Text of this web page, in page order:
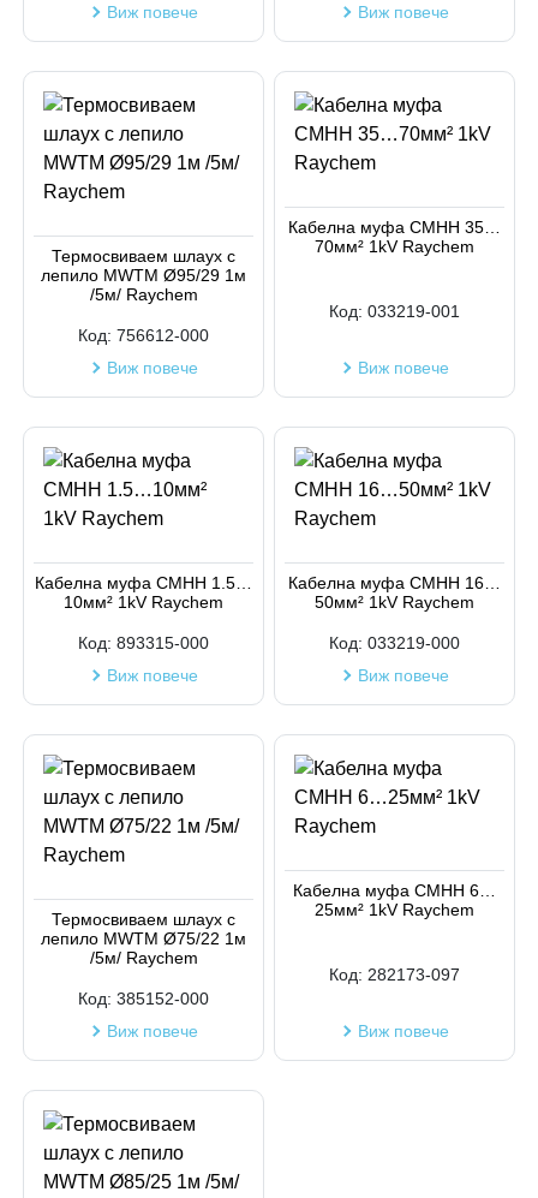
Виж повече
Виж повече
Термосвиваем шлаух с
лепило MWTM Ø95/29 1м
/5м/ Raychem
Код: 756612-000
Виж повече
Кабелна муфа СМНН 35…
70мм² 1kV Raychem
Код: 033219-001
Виж повече
Кабелна муфа СМНН 1.5…
10мм² 1kV Raychem
Код: 893315-000
Виж повече
Кабелна муфа СМНН 16…
50мм² 1kV Raychem
Код: 033219-000
Виж повече
Термосвиваем шлаух с
лепило MWTM Ø75/22 1м
/5м/ Raychem
Код: 385152-000
Виж повече
Кабелна муфа СМНН 6…
25мм² 1kV Raychem
Код: 282173-097
Виж повече